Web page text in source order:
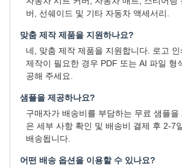
버, 선쉐이드 및 기타 자동차 액세서리.
맞춤 제작 제품을 지원하나요?
네, 맞춤 제작 제품을 지원합니다. 로고
제작이 필요한 경우 PDF 또는 AI 파일 형
공해 주세요.
샘플을 제공하나요?
구매자가 배송비를 부담하는 무료 샘플을
은 세부 사항 확인 및 배송비 결제 후 2-7
배송됩니다.
어떤 배송 옵션을 이용할 수 있나요?